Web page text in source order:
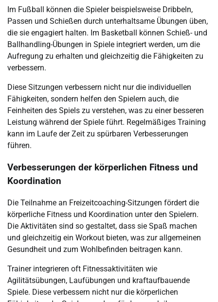
Im Fußball können die Spieler beispielsweise Dribbeln,
Passen und Schießen durch unterhaltsame Übungen üben,
die sie engagiert halten. Im Basketball können Schieß- und
Ballhandling-Übungen in Spiele integriert werden, um die
Aufregung zu erhalten und gleichzeitig die Fähigkeiten zu
verbessern.
Diese Sitzungen verbessern nicht nur die individuellen
Fähigkeiten, sondern helfen den Spielern auch, die
Feinheiten des Spiels zu verstehen, was zu einer besseren
Leistung während der Spiele führt. Regelmäßiges Training
kann im Laufe der Zeit zu spürbaren Verbesserungen
führen.
Verbesserungen der körperlichen Fitness und
Koordination
Die Teilnahme an Freizeitcoaching-Sitzungen fördert die
körperliche Fitness und Koordination unter den Spielern.
Die Aktivitäten sind so gestaltet, dass sie Spaß machen
und gleichzeitig ein Workout bieten, was zur allgemeinen
Gesundheit und zum Wohlbefinden beitragen kann.
Trainer integrieren oft Fitnessaktivitäten wie
Agilitätsübungen, Laufübungen und kraftaufbauende
Spiele. Diese verbessern nicht nur die körperlichen